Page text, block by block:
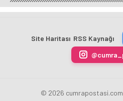
GastroFest'te
Tanıtılacak
Talha
Bayrakçı
Yükseliyor
Site Haritası RSS Kaynağı
© 2026 cumrapostasi.com